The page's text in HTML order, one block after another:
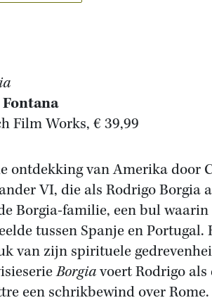
Film Works, € 39,99
ontdekking van Amerika door
VI, die als Rodrigo Borgia
Borgia-familie, een bul
tussen Spanje en Portugal.
van zijn spirituele
Borgiavoert Rodrigo
een schrikbewind over